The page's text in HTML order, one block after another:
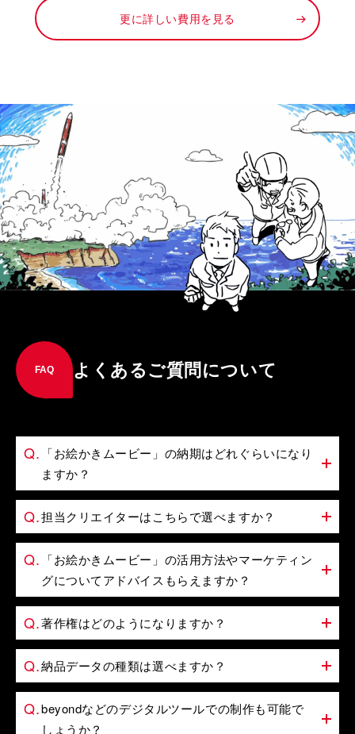
更に詳しい費用を見る
FAQ よくあるご質問について
「お絵かきムービー」の納期はどれぐらいになり
ますか？
担当クリエイターはこちらで選べますか？
「お絵かきムービー」の活用方法やマーケティン
グについてアドバイスもらえますか？
著作権はどのようになりますか？
納品データの種類は選べますか？
beyondなどのデジタルツールでの制作も可能で
しょうか？